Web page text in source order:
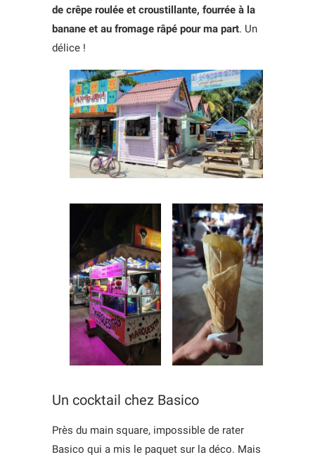
de crêpe roulée et croustillante, fourrée à la
banane et au fromage râpé pour ma part. Un
délice !
Un cocktail chez Basico
Près du main square, impossible de rater
Basico qui a mis le paquet sur la déco. Mais